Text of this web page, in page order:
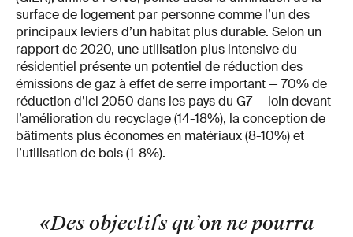
surface de logement par personne comme l’un des
principaux leviers d’un habitat plus durable. Selon un
rapport de 2020, une utilisation plus intensive du
résidentiel présente un potentiel de réduction des
émissions de gaz à effet de serre important — 70% de
réduction d’ici 2050 dans les pays du G7 — loin devant
l’amélioration du recyclage (14-18%), la conception de
bâtiments plus économes en matériaux (8-10%) et
l’utilisation de bois (1-8%).
«Des objectifs qu’on ne pourra